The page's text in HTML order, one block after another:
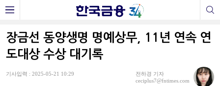
장금선 동양생명 명예상무, 11년 연속 연
도대상 수상 대기록
기사입력 : 2025-05-21 10:29
전하경 기자
ceciplus7@fntimes.com